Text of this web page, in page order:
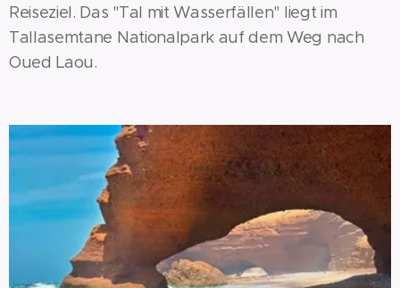
Reiseziel. Das "Tal mit Wasserfällen" liegt im
Tallasemtane Nationalpark auf dem Weg nach
Oued Laou.